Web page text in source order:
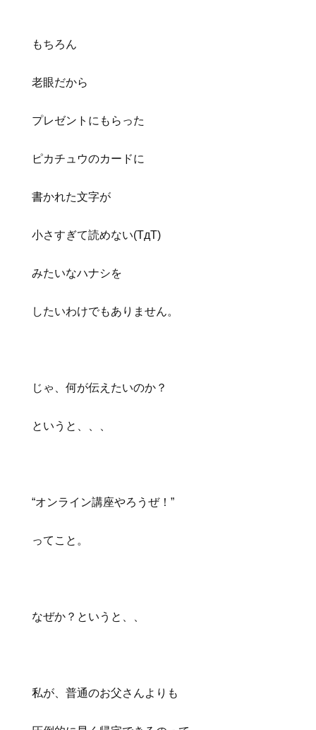
もちろん
老眼だから
プレゼントにもらった
ピカチュウのカードに
書かれた文字が
小さすぎて読めない(TдT)
みたいなハナシを
したいわけでもありません。
じゃ、何が伝えたいのか？
というと、、、
“オンライン講座やろうぜ！”
ってこと。
なぜか？というと、、
私が、普通のお父さんよりも